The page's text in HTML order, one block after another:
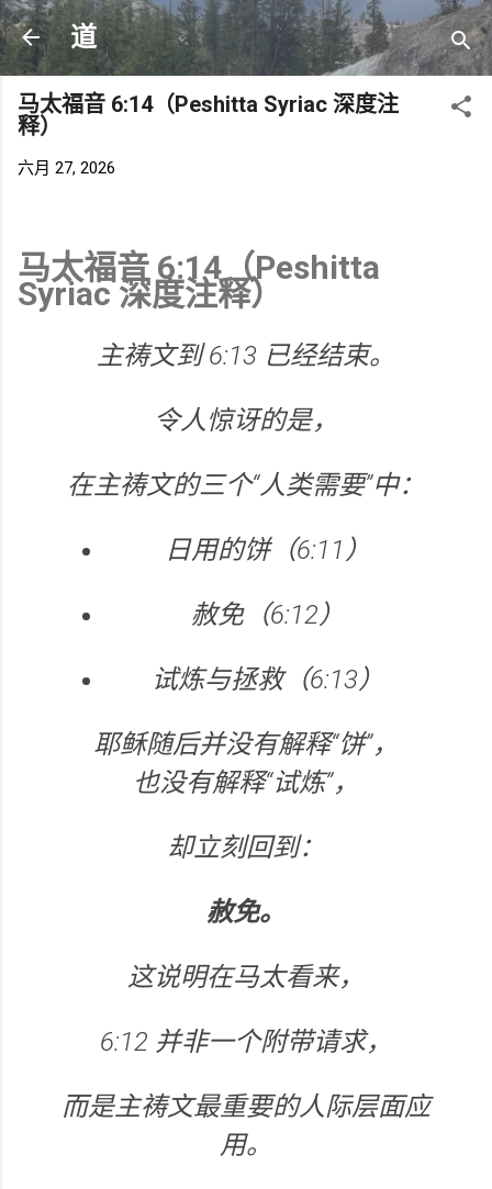
跳至主要内容
道
马太福音 6:14（Peshitta Syriac 深度注
释）
六月 27, 2026
马太福音 6:14（Peshitta
Syriac 深度注释）
主祷文到 6:13 已经结束。
令人惊讶的是，
在主祷文的三个“人类需要”中：
日用的饼（6:11）
赦免（6:12）
试炼与拯救（6:13）
耶稣随后并没有解释“饼”，
也没有解释“试炼”，
却立刻回到：
赦免。
这说明在马太看来，
6:12 并非一个附带请求，
而是主祷文最重要的人际层面应
用。